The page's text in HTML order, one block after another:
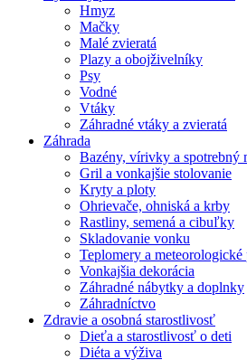
Hmyz
Mačky
Malé zvieratá
Plazy a obojživelníky
Psy
Vodné
Vtáky
Záhradné vtáky a zvieratá
Záhrada
Bazény, vírivky a spotrebný
Gril a vonkajšie stolovanie
Kryty a ploty
Ohrievače, ohniská a krby
Rastliny, semená a cibuľky
Skladovanie vonku
Teplomery a meteorologické
Vonkajšia dekorácia
Záhradné nábytky a doplnky
Záhradníctvo
Zdravie a osobná starostlivosť
Dieťa a starostlivosť o deti
Diéta a výživa